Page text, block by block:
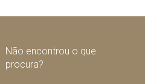
Não encontrou o que
procura?